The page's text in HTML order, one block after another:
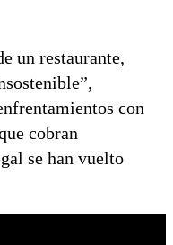
un restaurante,
con
cobran
se han vuelto